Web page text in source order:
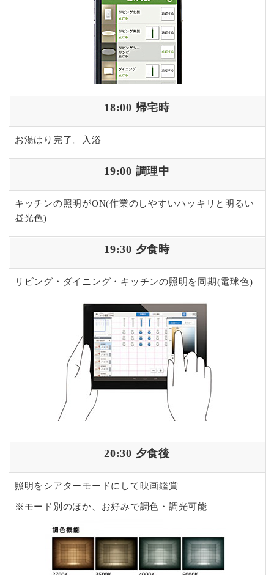
18:00 帰宅時
お湯はり完了。入浴
19:00 調理中
キッチンの照明がON(作業のしやすいハッキリと明るい
昼光色)
19:30 夕食時
リビング・ダイニング・キッチンの照明を同期(電球色)
20:30 夕食後
照明をシアターモードにして映画鑑賞
※モード別のほか、お好みで調色・調光可能